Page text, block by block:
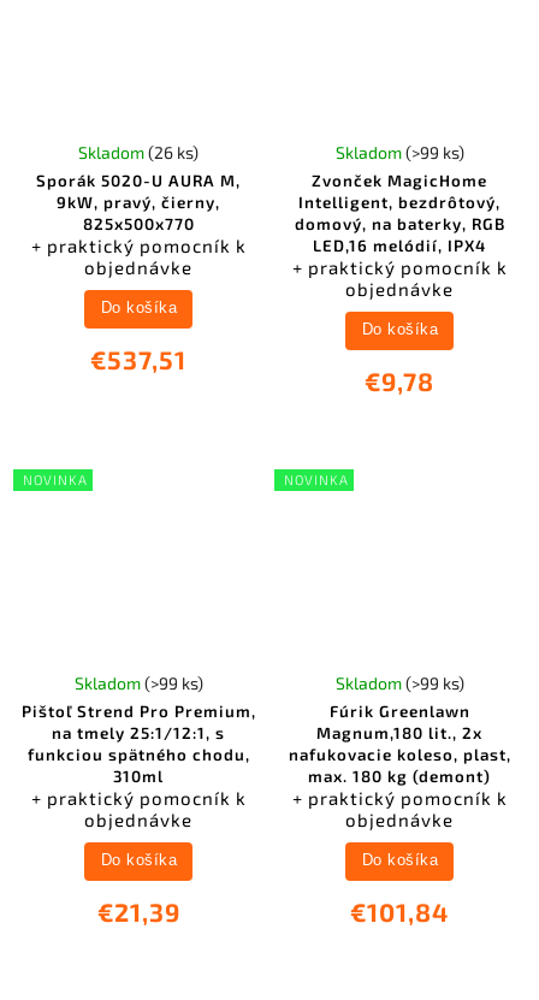
Sporák 5020-U AURA M,
9kW, pravý, čierny,
825x500x770
+ praktický pomocník k
objednávke
Skladom(26 ks)
€537,51
Do košíka
Zvonček MagicHome
Intelligent, bezdrôtový,
domový, na baterky, RGB
LED,16 melódií, IPX4
+ praktický pomocník k
objednávke
Skladom(>99 ks)
€9,78
Do košíka
NOVINKA
Pištoľ Strend Pro Premium,
na tmely 25:1/12:1, s
funkciou spätného chodu,
310ml
+ praktický pomocník k
objednávke
Skladom(>99 ks)
€21,39
Do košíka
NOVINKA
Fúrik Greenlawn
Magnum,180 lit., 2x
nafukovacie koleso, plast,
max. 180 kg (demont)
+ praktický pomocník k
objednávke
Skladom(>99 ks)
€101,84
Do košíka